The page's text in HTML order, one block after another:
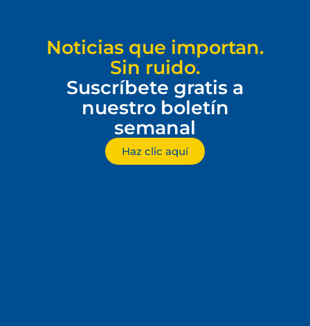
Noticias que importan.
Sin ruido.
Suscríbete gratis a
nuestro boletín
semanal
Haz clic aquí